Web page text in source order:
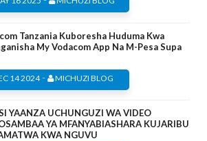
Tanzania Kuboresha Huduma Kwa
My Vodacom App Na M-Pesa Supa
14 2024- MICHUZI BLOG
YAANZA UCHUNGUZI WA VIDEO
YA MFANYABIASHARA KUJARIBU
KWA NGUVU